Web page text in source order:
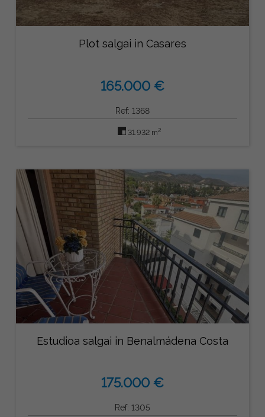
Plot salgai in Casares
165.000 €
Ref: 1368
31.932 m2
Estudioa salgai in Benalmádena Costa
175.000 €
Ref: 1305